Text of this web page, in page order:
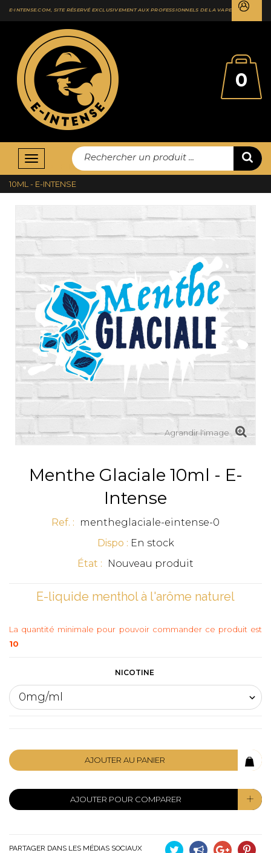
E-INTENSE.COM, SITE RÉSERVÉ EXCLUSIVEMENT AUX PROFESSIONNELS DE LA VAPE
Rechercher un produit ...
0
Basculer
la
navigation
ACCUEIL E-LIQUIDES
10ML - E-INTENSE
Agrandir l'image
Menthe Glaciale 10ml - E-
Intense
Ref. :
mentheglaciale-eintense-0
Dispo : En stock
État :
Nouveau produit
E-liquide menthol à l'arôme naturel
La quantité minimale pour pouvoir commander ce produit est
10
NICOTINE
AJOUTER AU PANIER
AJOUTER POUR COMPARER
PARTAGER DANS LES MÉDIAS SOCIAUX